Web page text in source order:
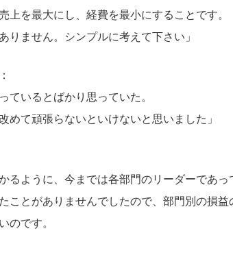
上を最大にし、経費を最小にすることです。
りません。シンプルに考えて下さい」
ているとばかり思っていた。
めて頑張らないといけないと思いました」
るように、今までは各部門のリーダーであっ
ことがありませんでしたので、部門別の損
のです。